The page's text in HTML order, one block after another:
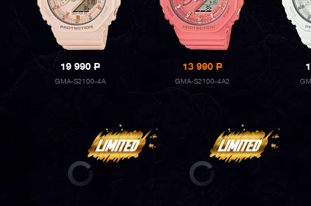
19 990P
GMA-S2100-4A
13 990P
GMA-S2100-4A2